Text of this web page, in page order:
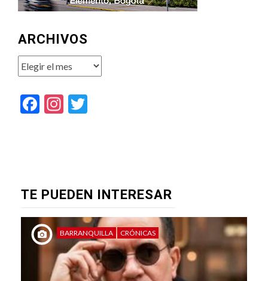
ARCHIVOS
Archivos
Facebook
Instagram
TE PUEDEN INTERESAR
BARRANQUILLA CRÓNICAS